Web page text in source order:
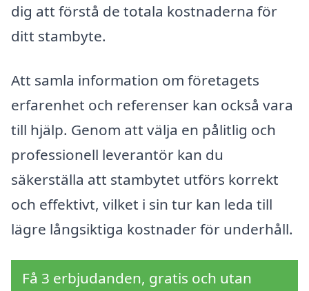
dig att förstå de totala kostnaderna för
ditt stambyte.
Att samla information om företagets
erfarenhet och referenser kan också vara
till hjälp. Genom att välja en pålitlig och
professionell leverantör kan du
säkerställa att stambytet utförs korrekt
och effektivt, vilket i sin tur kan leda till
lägre långsiktiga kostnader för underhåll.
Få 3 erbjudanden, gratis och utan